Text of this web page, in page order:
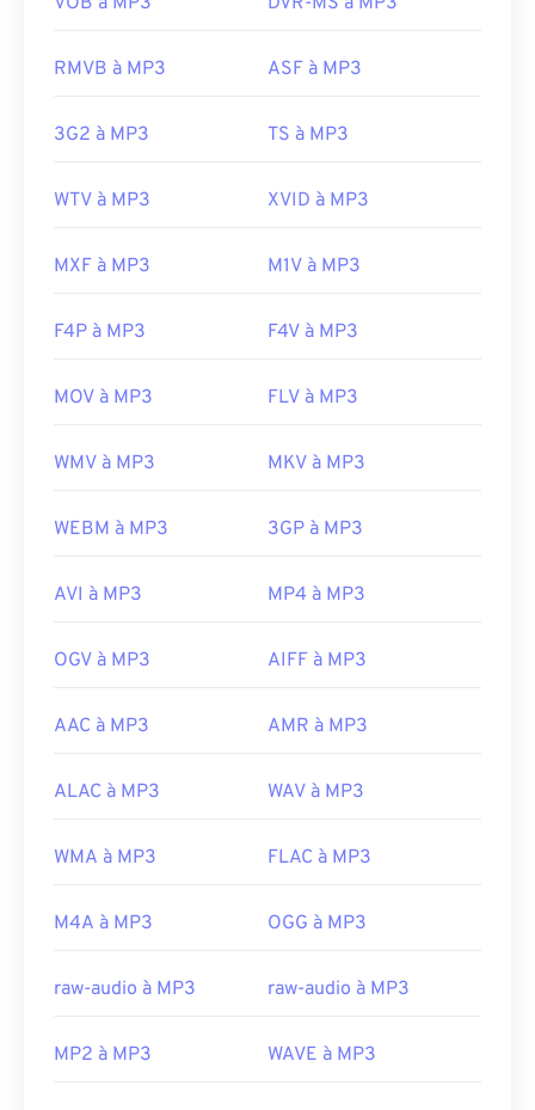
une rançon en bitcoins, mais qui est heureusement
menace.
Experts Group
https://en.wikipedia.org/wiki/MP3
a/music-player-application-format.html
RMVB à MP3 ASF à MP3
3G2 à MP3 TS à MP3
WTV à MP3 XVID à MP3
MXF à MP3 M1V à MP3
F4P à MP3 F4V à MP3
MOV à MP3 FLV à MP3
WMV à MP3 MKV à MP3
WEBM à MP3 3GP à MP3
AVI à MP3 MP4 à MP3
OGV à MP3 AIFF à MP3
AAC à MP3 AMR à MP3
ALAC à MP3 WAV à MP3
WMA à MP3 FLAC à MP3
M4A à MP3 OGG à MP3
raw-audio à MP3 raw-audio à MP3
MP2 à MP3 WAVE à MP3